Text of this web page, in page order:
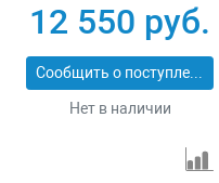
12 550 руб.
Сообщить о поступлении
Нет в наличии